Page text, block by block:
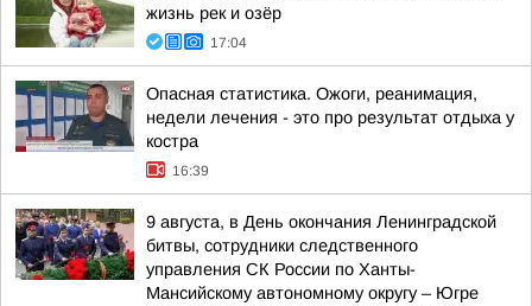
жизнь рек и озёр
17:04
Опасная статистика. Ожоги, реанимация,
недели лечения - это про результат отдыха у
костра
16:39
9 августа, в День окончания Ленинградской
битвы, сотрудники следственного
управления СК России по Ханты-
Мансийскому автономному округу – Югре